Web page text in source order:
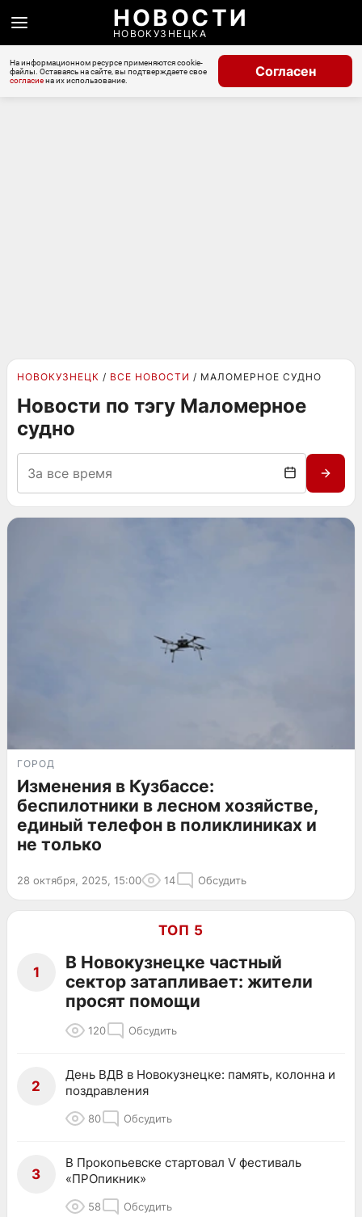
НОВОСТИ
НОВОКУЗНЕЦКА
На информационном ресурсе применяются cookie-
файлы. Оставаясь на сайте, вы подтверждаете свое
согласиена их использование.
Согласен
НОВОКУЗНЕЦК ВСЕ НОВОСТИ МАЛОМЕРНОЕ СУДНО
Новости по тэгу Маломерное
судно
ГОРОД
Изменения в Кузбассе:
беспилотники в лесном хозяйстве,
единый телефон в поликлиниках и
не только
28 октября, 2025, 15:00 14 Обсудить
ТОП 5
1
В Новокузнецке частный
сектор затапливает: жители
просят помощи
120 Обсудить
2
День ВДВ в Новокузнецке: память, колонна и
поздравления
80 Обсудить
3
В Прокопьевске стартовал V фестиваль
«ПРОпикник»
58 Обсудить